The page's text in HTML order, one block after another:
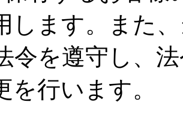
します。また
令を遵守し、
を行います。